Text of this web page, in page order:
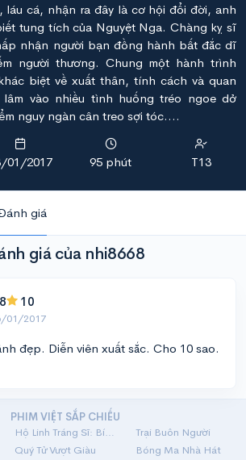
láu cá, nhận ra đây là cơ hội đổi đời, anh
tung tích của Nguyệt Nga. Chàng kỵ sĩ
nhận người bạn đồng hành bất đắc dĩ
người thương. Chung một hành trình
biệt về xuất thân, tính cách và quan
vào nhiều tình huống tréo ngoe dở
nguy ngàn cân treo sợi tóc....
01/2017 95 phút T13
giá
giá của nhi8668
10
01/2017
đẹp. Diễn viên xuất sắc. Cho 10 sao.
PHIM VIỆT SẮP CHIẾU
Hộ Linh Tráng Sĩ: Bí Ẩn Mộ Vua Đinh
Trại Buôn Người
Quý Tử Vượt Giàu Bóng Ma Nhà Hát